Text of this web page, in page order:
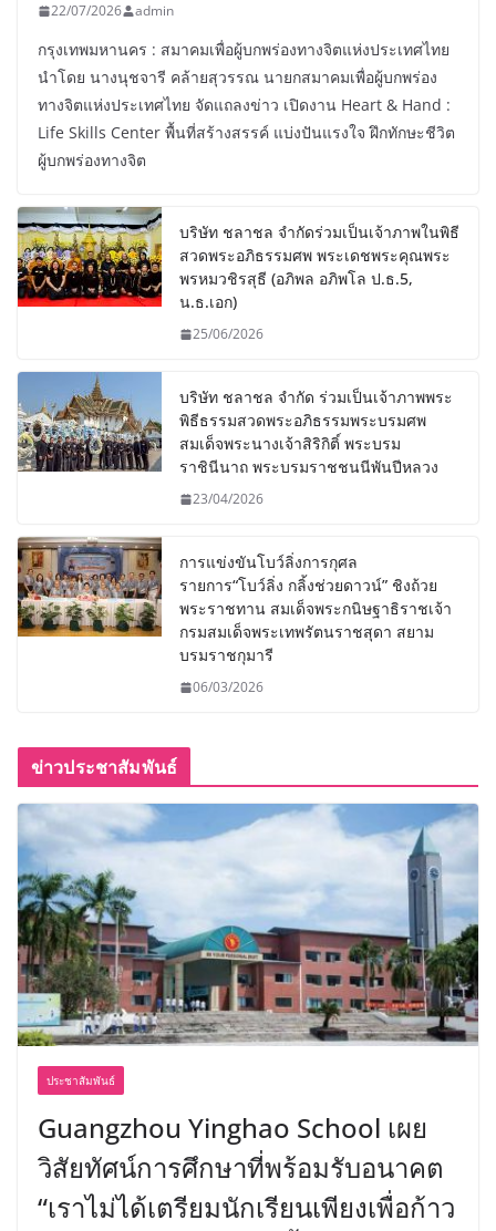
22/07/2026 admin
กรุงเทพมหานคร : สมาคมเพื่อผู้บกพร่องทางจิตแห่งประเทศไทย
นำโดย นางนุชจารี คล้ายสุวรรณ นายกสมาคมเพื่อผู้บกพร่อง
ทางจิตแห่งประเทศไทย จัดแถลงข่าว เปิดงาน Heart & Hand :
Life Skills Center พื้นที่สร้างสรรค์ แบ่งปันแรงใจ ฝึกทักษะชีวิต
ผู้บกพร่องทางจิต
บริษัท ชลาชล จำกัดร่วมเป็นเจ้าภาพในพิธี
สวดพระอภิธรรมศพ พระเดชพระคุณพระ
พรหมวชิรสุธี (อภิพล อภิพโล ป.ธ.5,
น.ธ.เอก)
25/06/2026
บริษัท ชลาชล จำกัด ร่วมเป็นเจ้าภาพพระ
พิธีธรรมสวดพระอภิธรรมพระบรมศพ
สมเด็จพระนางเจ้าสิริกิติ์ พระบรม
ราชินีนาถ พระบรมราชชนนีพันปีหลวง
23/04/2026
การแข่งขันโบว์ลิ่งการกุศล
รายการ“โบว์ลิ่ง กลิ้งช่วยดาวน์” ชิงถ้วย
พระราชทาน สมเด็จพระกนิษฐาธิราชเจ้า
กรมสมเด็จพระเทพรัตนราชสุดา สยาม
บรมราชกุมารี
06/03/2026
ข่าวประชาสัมพันธ์
ประชาสัมพันธ์
Guangzhou Yinghao School เผย
วิสัยทัศน์การศึกษาที่พร้อมรับอนาคต
“เราไม่ได้เตรียมนักเรียนเพียงเพื่อก้าว